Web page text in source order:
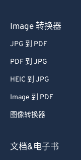
Image 转换器
JPG 到 PDF
PDF 到 JPG
HEIC 到 JPG
Image 到 PDF
图像转换器
文档&电子书